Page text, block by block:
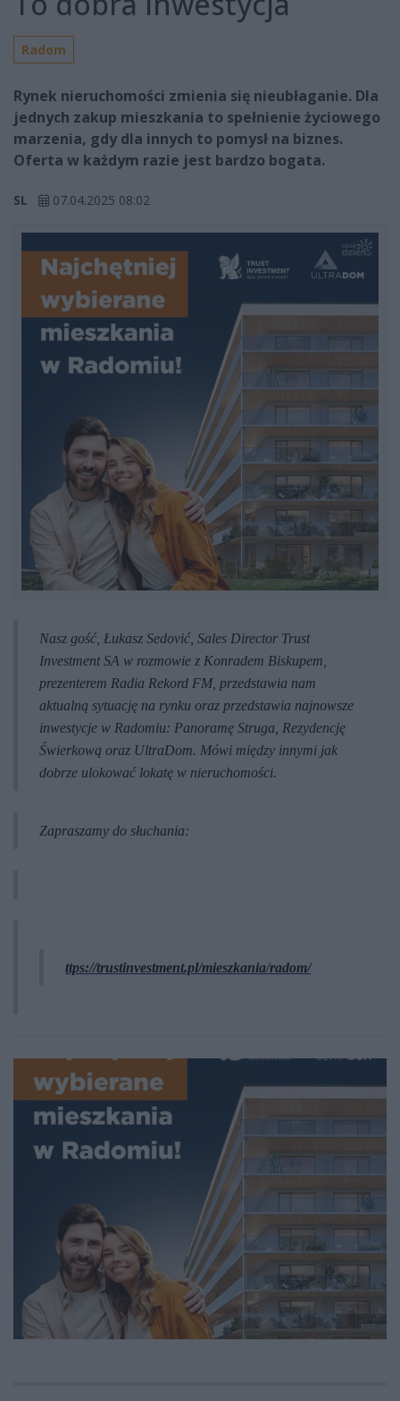
Radom
Rynek nieruchomości zmienia się nieubłaganie. Dla
jednych zakup mieszkania to spełnienie życiowego
marzenia, gdy dla innych to pomysł na biznes.
Oferta w każdym razie jest bardzo bogata.
SL 07.04.2025 08:02
Nasz gość, Łukasz Sedović, Sales Director Trust
Investment SA w rozmowie z Konradem Biskupem,
prezenterem Radia Rekord FM, przedstawia nam
aktualną sytuację na rynku oraz przedstawia najnowsze
inwestycje w Radomiu: Panoramę Struga, Rezydencję
Świerkową oraz UltraDom. Mówi między innymi jak
dobrze ulokować lokatę w nieruchomości.
Zapraszamy do słuchania:
ttps://trustinvestment.pl/mieszkania/radom/